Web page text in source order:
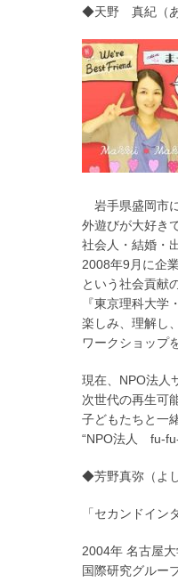
◆天野 真紀（
岩手県盛岡市
外遊びが大好き
社会人・結婚・
2008年9月に企
という社会貢献
『東京理科大学
楽しみ、理解し
ワークショップ
現在、NPO法人
次世代の再生可
子どもたちと一
“NPO法人 fu-
◆芳野真弥（よ
「セカンドイ
2004年 名古屋
国際研究グルー